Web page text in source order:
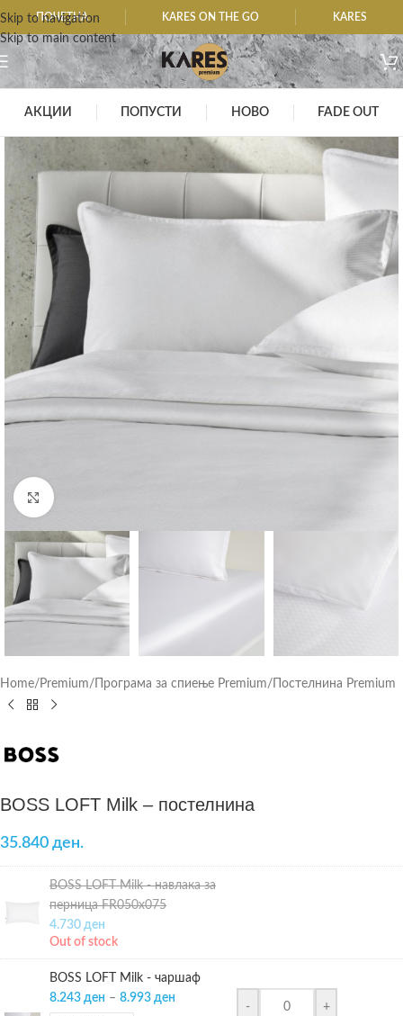
Skip to navigation
Skip to main content
ПОЧЕТНА KARES ON THE GO KARES
АКЦИИ ПОПУСТИ НОВО FADE OUT
Click to enlarge
Home/ Premium/ Програма за спиење Premium/ Постелнина Premium
BOSS LOFT Milk – постелнина
35.840 ден.
BOSS LOFT Milk - навлака за
перница FR050х075
4.730 ден
Out of stock
BOSS LOFT Milk - чаршаф
8.243 ден – 8.993 ден
- +